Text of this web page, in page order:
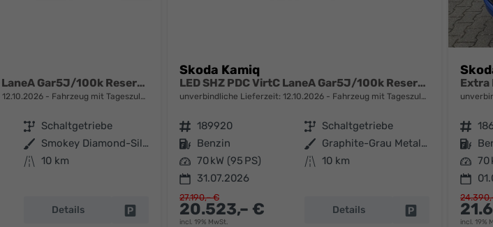
LED SHZ PDC VirtC LaneA Gar5J/100k Reserve
12.10.2026 Fahrzeug mit Tageszulassung
Getriebe Schaltgetriebe
Außenfarbe
Smokey Diamond-Silber Metallic
Kilometerstand 10 km
Details Fahrzeug parken
Skoda Kamiq
LED SHZ PDC VirtC LaneA Gar5J/100k Reserve
unverbindliche Lieferzeit: 12.10.2026 Fahrzeug mit Tageszulassung
Fahrzeugnr. 189920 Getriebe Schaltgetriebe
Kraftstoff Benzin Außenfarbe
Graphite-Grau Metallic
Leistung 70 kW (95 PS) Kilometerstand 10 km
31.07.2026
20.523,– €
incl. 19% MwSt.
27.190,– €
Details Fahrzeug parken
Fahrzeugnr.
Kraftstoff
Leistung 70
incl. 19%